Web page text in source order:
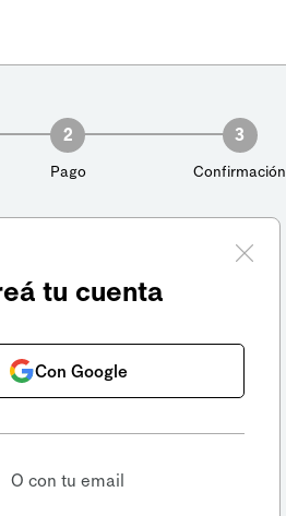
2
Pago
3
Confirmación
tu cuenta
Con Google
O con tu email